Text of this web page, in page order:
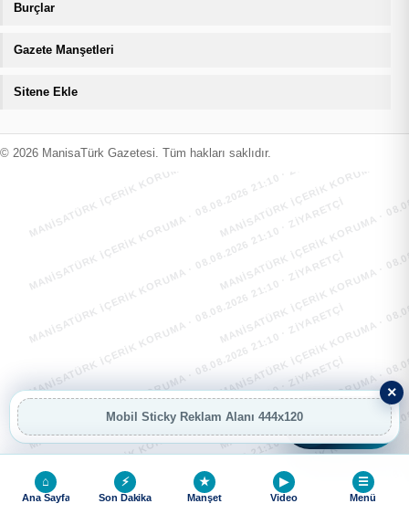
Burçlar
Gazete Manşetleri
Sitene Ekle
© 2026 ManisaTürk Gazetesi. Tüm hakları saklıdır.
×
Mobil Sticky Reklam Alanı 444x120
⌂
Ana Sayfa
⚡
Son Dakika
★
Manşet
▶
Video
☰
Menü
MANİSATÜRK İÇERİK KORUMA · 08.08.2026 21:10 · ZIYARETÇI
MANİSATÜRK İÇERİK KORUMA
MANİSATÜRK İÇERİK KORUMA · 08.08.2026 21:10 · ZIYARETÇI
MANİSATÜRK İÇERİK KORUMA
MANİSATÜRK İÇERİK KORUMA · 08.08.2026 21:10 · ZIYARETÇI
MANİSATÜRK İÇERİK KORUMA
MANİSATÜRK İÇERİK KORUMA · 08.08.2026 21:10 · ZIYARETÇI
MANİSATÜRK İÇERİK KORUMA
MANİSATÜRK İÇERİK KORUMA · 08.08.2026 21:10 · ZIYARETÇI
MANİSATÜRK İÇERİK KORUMA
MANİSATÜRK İÇERİK KORUMA · 08.08.2026 21:10 · ZIYARETÇI
MANİSATÜRK İÇERİK KORUMA
MANİSATÜRK İÇERİK KORUMA · 08.08.2026 21:10 · ZIYARETÇI
MANİSATÜRK İÇERİK KORUMA